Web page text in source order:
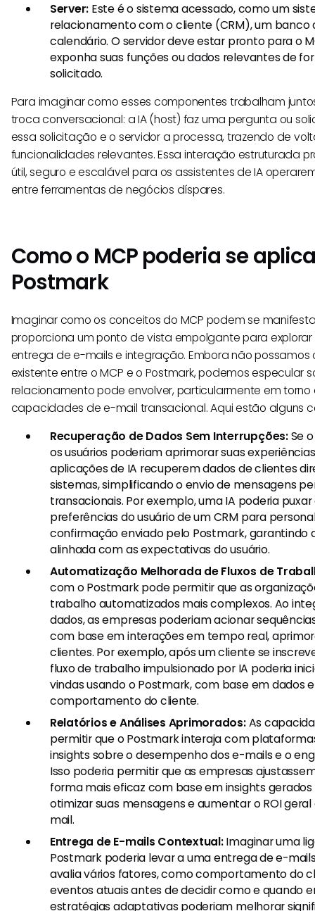
Server: Este é o sistema acessado, como um
relacionamento com o cliente (CRM), um banco
calendário. O servidor deve estar pronto para o
exponha suas funções ou dados relevantes de
solicitado.
Para imaginar como esses componentes trabalham
troca conversacional: a IA (host) faz uma pergunta ou
essa solicitação e o servidor a processa, trazendo de
funcionalidades relevantes. Essa interação estruturada
útil, seguro e escalável para os assistentes de IA
entre ferramentas de negócios díspares.
Como o MCP poderia se
Postmark
Imaginar como os conceitos do MCP podem se
proporciona um ponto de vista empolgante para
entrega de e-mails e integração. Embora não possamos
existente entre o MCP e o Postmark, podemos especular
relacionamento pode envolver, particularmente em
capacidades de e-mail transacional. Aqui estão alguns
Recuperação de Dados Sem Interrupções:Se
os usuários poderiam aprimorar suas
aplicações de IA recuperem dados de clientes
sistemas, simplificando o envio de mensagens
transacionais. Por exemplo, uma IA poderia
preferências do usuário de um CRM para
confirmação enviado pelo Postmark, garantindo
alinhada com as expectativas do usuário.
Automatização Melhorada de Fluxos de
com o Postmark pode permitir que as
trabalho automatizados mais complexos. Ao
dados, as empresas poderiam acionar
com base em interações em tempo real,
clientes. Por exemplo, após um cliente se
fluxo de trabalho impulsionado por IA poderia
vindas usando o Postmark, com base em dados
comportamento do cliente.
Relatórios e Análises Aprimorados:As
permitir que o Postmark interaja com
insights sobre o desempenho dos e-mails e o
Isso poderia permitir que as empresas
forma mais eficaz com base em insights
otimizar suas mensagens e aumentar o ROI
mail.
Entrega de E-mails Contextual:Imaginar uma
Postmark poderia levar a uma entrega de e-
avalia vários fatores, como comportamento do
eventos atuais antes de decidir como e quando
estratégias adaptativas poderiam melhorar